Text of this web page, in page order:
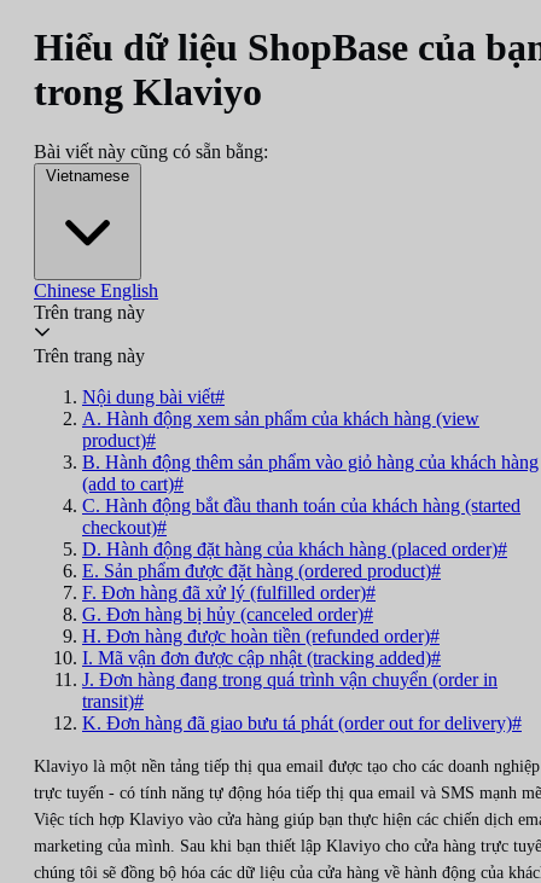
Hiểu dữ liệu ShopBase của
trong Klaviyo
Bài viết này cũng có sẵn bằng:
Vietnamese
Chinese English
Trên trang này
Trên trang này
Nội dung bài viết#
A. Hành động xem sản phẩm của khách hàng (view
product)#
B. Hành động thêm sản phẩm vào giỏ hàng của khách hàng
(add to cart)#
C. Hành động bắt đầu thanh toán của khách hàng (started
checkout)#
D. Hành động đặt hàng của khách hàng (placed order)#
E. Sản phẩm được đặt hàng (ordered product)#
F. Đơn hàng đã xử lý (fulfilled order)#
G. Đơn hàng bị hủy (canceled order)#
H. Đơn hàng được hoàn tiền (refunded order)#
I. Mã vận đơn được cập nhật (tracking added)#
J. Đơn hàng đang trong quá trình vận chuyển (order in
transit)#
K. Đơn hàng đã giao bưu tá phát (order out for delivery)#
Klaviyo là một nền tảng tiếp thị qua email được tạo cho các doanh nghiệp
trực tuyến - có tính năng tự động hóa tiếp thị qua email và SMS mạnh
Việc tích hợp Klaviyo vào cửa hàng giúp bạn thực hiện các chiến dịch
marketing của mình. Sau khi bạn thiết lập Klaviyo cho cửa hàng trực
chúng tôi sẽ đồng bộ hóa các dữ liệu của cửa hàng về hành động của